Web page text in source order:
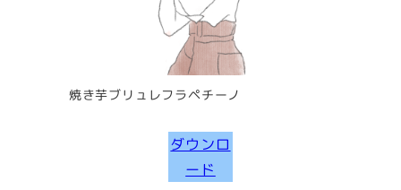
焼き芋ブリュレフラペチーノ
ダウンロ
ード